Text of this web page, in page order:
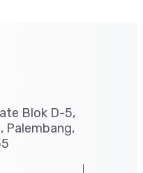
Blok D-5,
Palembang,